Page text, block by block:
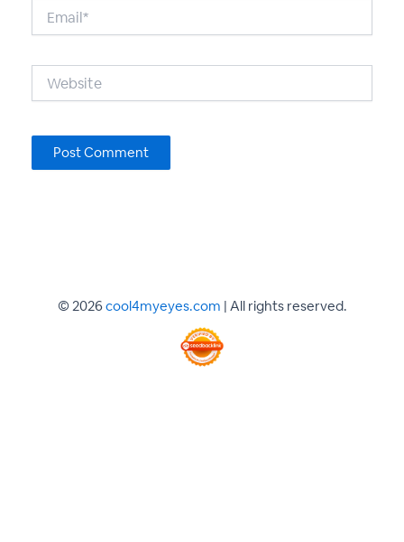
© 2026cool4myeyes.com | All rights reserved.